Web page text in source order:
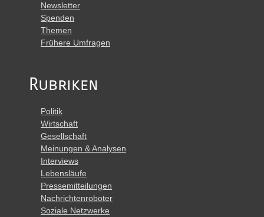
Newsletter
Spenden
Themen
Frühere Umfragen
Rubriken
Politik
Wirtschaft
Gesellschaft
Meinungen & Analysen
Interviews
Lebensläufe
Pressemitteilungen
Nachrichtenroboter
Soziale Netzwerke